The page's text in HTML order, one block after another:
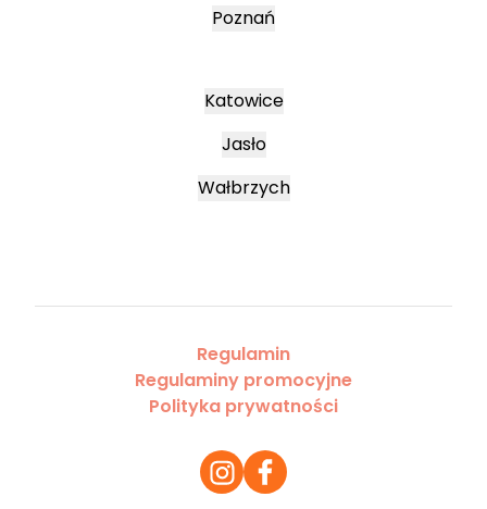
Poznań
Katowice
Jasło
Wałbrzych
Regulamin
Regulaminy promocyjne
Polityka prywatności